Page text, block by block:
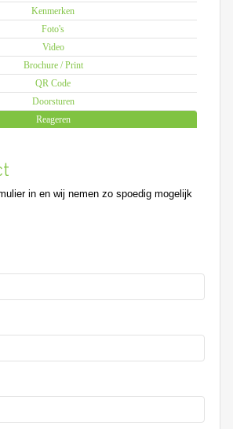
Kenmerken
Foto's
Video
Brochure / Print
QR Code
Doorsturen
Reageren
in en wij nemen zo spoedig mogelijk